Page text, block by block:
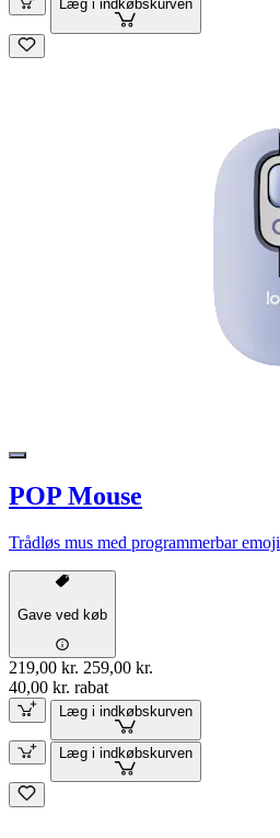
Læg i indkøbskurven
POP Mouse
Trådløs mus med programmerbar emoji
Gave ved køb
219,00 kr. 259,00 kr.
40,00 kr. rabat
Læg i indkøbskurven
Læg i indkøbskurven